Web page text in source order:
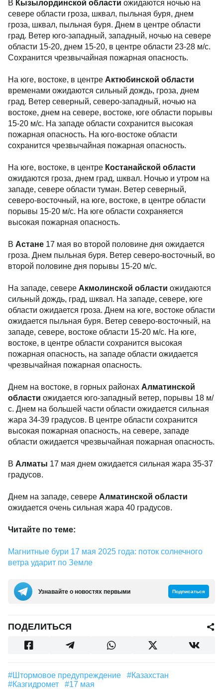
В Кызылординской области ожидаются ночью на
севере области гроза, шквал, пыльная буря, днем
гроза, шквал, пыльная буря. Днем в центре области
град. Ветер юго-западный, западный, ночью на севере
области 15-20, днем 15-20, в центре области 23-28 м/с.
Сохранится чрезвычайная пожарная опасность.
На юге, востоке, в центре Актюбинской области
временами ожидаются сильный дождь, гроза, днем
град. Ветер северный, северо-западный, ночью на
востоке, днем на севере, востоке, юге области порывы
15-20 м/с. На западе области сохранится высокая
пожарная опасность. На юго-востоке области
сохранится чрезвычайная пожарная опасность.
На юге, востоке, в центре Костанайской области
ожидаются гроза, днем град, шквал. Ночью и утром на
западе, севере области туман. Ветер северный,
северо-восточный, на юге, востоке, в центре области
порывы 15-20 м/с. На юге области сохраняется
высокая пожарная опасность.
В Астане 17 мая во второй половине дня ожидается
гроза. Днем пыльная буря. Ветер северо-восточный, во
второй половине дня порывы 15-20 м/с.
На западе, севере Акмолинской области ожидаются
сильный дождь, град, шквал. На западе, севере, юге
области ожидается гроза. Днем на юге, востоке области
ожидается пыльная буря. Ветер северо-восточный, на
западе, севере, востоке области 15-20 м/с. На юге,
востоке, в центре области сохранится высокая
пожарная опасность, на западе области ожидается
чрезвычайная пожарная опасность.
Днем на востоке, в горных районах Алматинской
области ожидается юго-западный ветер, порывы 18 м/
с. Днем на большей части области ожидается сильная
жара 34-39 градусов. В центре области сохранится
высокая пожарная опасность, на севере, западе
области ожидается чрезвычайная пожарная опасность.
В Алматы 17 мая днем ожидается сильная жара 35-37
градусов.
Днем на западе, севере Алматинской области
ожидается очень сильная жара 40 градусов.
Читайте по теме:
Магнитные бури 17 мая 2025 года: поток солнечного
ветра ударит по Земле
Узнавайте о новостях первыми Подписаться
ПОДЕЛИТЬСЯ
#Штормовое предупреждение
#Казахстан
#Казгидромет
#17 мая